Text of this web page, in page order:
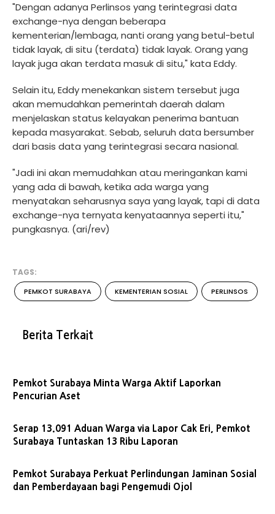
"Dengan adanya Perlinsos yang terintegrasi data
exchange-nya dengan beberapa
kementerian/lembaga, nanti orang yang betul-betul
tidak layak, di situ (terdata) tidak layak. Orang yang
layak juga akan terdata masuk di situ," kata Eddy.
Selain itu, Eddy menekankan sistem tersebut juga
akan memudahkan pemerintah daerah dalam
menjelaskan status kelayakan penerima bantuan
kepada masyarakat. Sebab, seluruh data bersumber
dari basis data yang terintegrasi secara nasional.
"Jadi ini akan memudahkan atau meringankan kami
yang ada di bawah, ketika ada warga yang
menyatakan seharusnya saya yang layak, tapi di data
exchange-nya ternyata kenyataannya seperti itu,"
pungkasnya. (ari/rev)
TAGS:
PEMKOT SURABAYA KEMENTERIAN SOSIAL PERLINSOS
Berita Terkait
Pemkot Surabaya Minta Warga Aktif Laporkan
Pencurian Aset
Serap 13.091 Aduan Warga via Lapor Cak Eri, Pemkot
Surabaya Tuntaskan 13 Ribu Laporan
Pemkot Surabaya Perkuat Perlindungan Jaminan Sosial
dan Pemberdayaan bagi Pengemudi Ojol